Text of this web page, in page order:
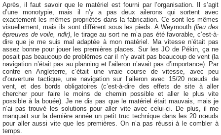
Après, il faut savoir que le matériel est fourni par l’organisation. Il s’agit
d’une monotypie, mais il n’y a pas deux ailerons qui sortent avec
exactement les mêmes propriétés dans la fabrication. Ce sont les mêmes
visuellement, mais ils sont différent sous les pieds. A Weymouth(lieu des
épreuves de voile, ndlr), le tirage au sort ne m’a pas été favorable, c’est-à-
dire que je me suis mal adaptée à mon matériel. Ma vitesse n’était pas
assez bonne pour jouer les premières places. Sur les JO de Pékin, ça ne
posait pas beaucoup de problèmes car il n’y avait pas beaucoup de vent (la
navigation n’était pas au planning et l’aileron n’avait pas d’importance). Par
contre en Angleterre, c’était une vraie course de vitesse, avec peu
d’ouverture tactique, une navigation sur l’aileron avec 15/20 nœuds de
vent, et des bords obligatoires (c’est-à-dire des effets de site à aller
chercher pour faire le moins de chemin possible et aller le plus vite
possible à la bouée). Je ne dis pas que le matériel était mauvais, mais je
n’ai pas trouvé les solutions pour aller vite avec celui-ci. De plus, il me
manquait sur la dernière année un petit truc technique dans les 20 nœuds
pour aller aussi vite que les premières. On n’a pas réussi à le combler à
temps.